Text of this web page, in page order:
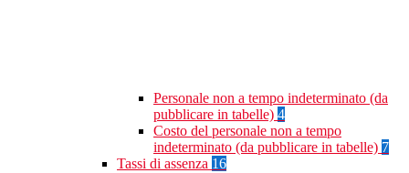
Personale non a tempo indeterminato (da
pubblicare in tabelle) 4
Costo del personale non a tempo
indeterminato (da pubblicare in tabelle) 7
Tassi di assenza 16